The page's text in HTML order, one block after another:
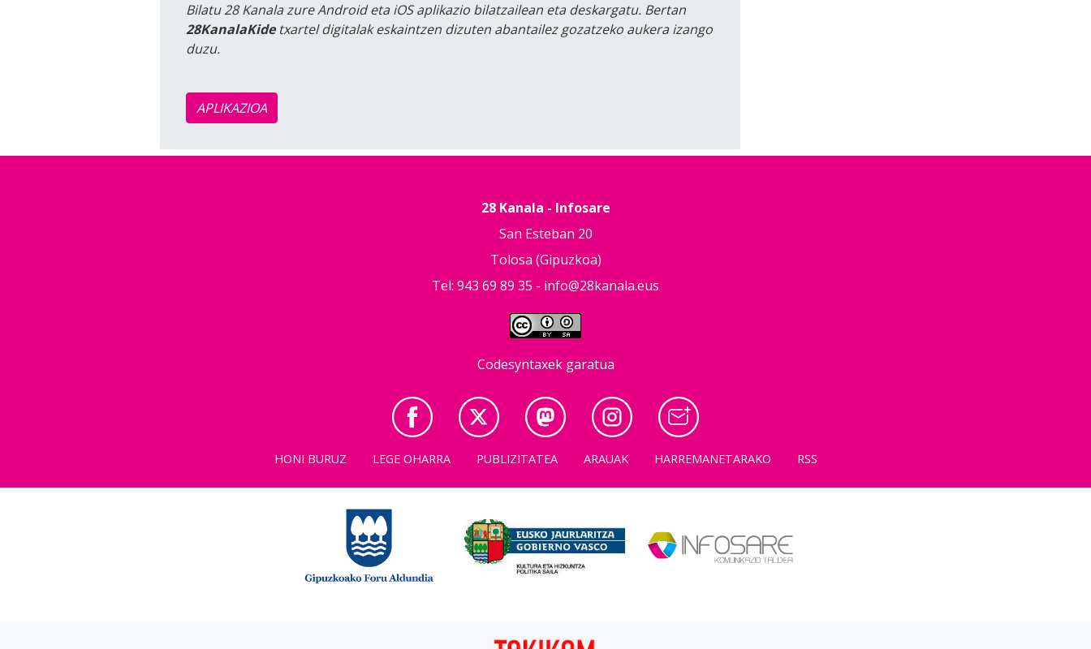
Bilatu 28 Kanala zure Android eta iOS aplikazio bilatzailean eta deskargatu. Bertan
28KanalaKidetxartel digitalak eskaintzen dizuten abantailez gozatzeko aukera izango
duzu.
APLIKAZIOA
28 Kanala - Infosare
San Esteban 20
Tolosa (Gipuzkoa)
Tel: 943 69 89 35 - info@28kanala.eus
Codesyntaxek garatua
HONI BURUZ LEGE OHARRA PUBLIZITATEA ARAUAK HARREMANETARAKO RSS